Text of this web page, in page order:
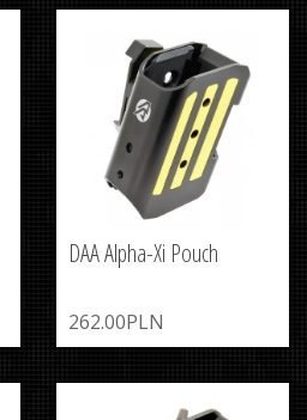
DAA Alpha-Xi Pouch
262.00PLN